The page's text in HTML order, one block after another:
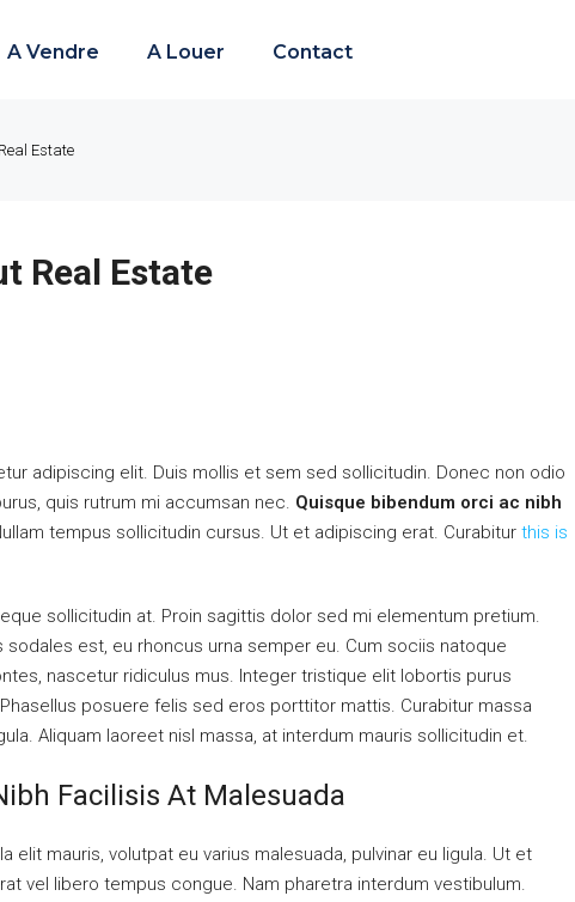
A Vendre A Louer Contact
Estate
Real Estate
adipiscing elit. Duis mollis et sem sed sollicitudin. Donec non odio
quis rutrum mi accumsan nec. Quisque bibendum orci ac nibh
tempus sollicitudin cursus. Ut et adipiscing erat. Curabitur this is
sollicitudin at. Proin sagittis dolor sed mi elementum pretium.
est, eu rhoncus urna semper eu. Cum sociis natoque
nascetur ridiculus mus. Integer tristique elit lobortis purus
posuere felis sed eros porttitor mattis. Curabitur massa
Aliquam laoreet nisl massa, at interdum mauris sollicitudin et.
Facilisis At Malesuada
elit mauris, volutpat eu varius malesuada, pulvinar eu ligula. Ut et
vel libero tempus congue. Nam pharetra interdum vestibulum.